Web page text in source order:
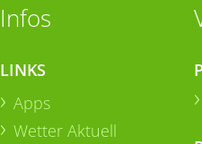
Infos
LINKS
Apps
Wetter Aktuell